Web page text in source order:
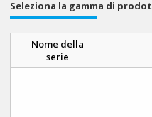
Seleziona la gamma di
Nome della
serie